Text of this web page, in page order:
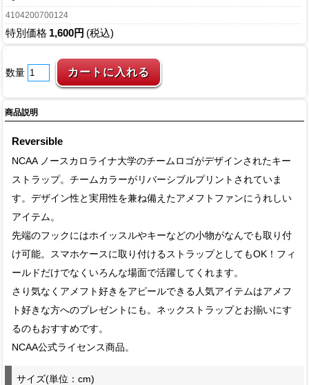
4104200700124
特別価格 1,600円 (税込)
数量
商品説明
Reversible
NCAA ノースカロライナ大学のチームロゴがデザインされたキー
ストラップ。チームカラーがリバーシブルプリントされていま
す。デザイン性と実用性を兼ね備えたアメフトファンにうれしい
アイテム。
先端のフックにはホイッスルやキーなどの小物がなんでも取り付
け可能。スマホケースに取り付けるストラップとしてもOK！フィ
ールドだけでなくいろんな場面で活躍してくれます。
さり気なくアメフト好きをアピールできる人気アイテムはアメフ
ト好きな方へのプレゼントにも。ネックストラップとお揃いにす
るのもおすすめです。
NCAA公式ライセンス商品。
サイズ(単位：cm)